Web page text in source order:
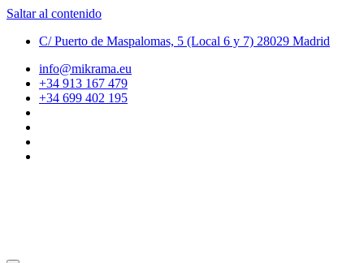
Saltar al contenido
C/ Puerto de Maspalomas, 5 (Local 6 y 7) 28029 Madrid
info@mikrama.eu
+34 913 167 479
+34 699 402 195